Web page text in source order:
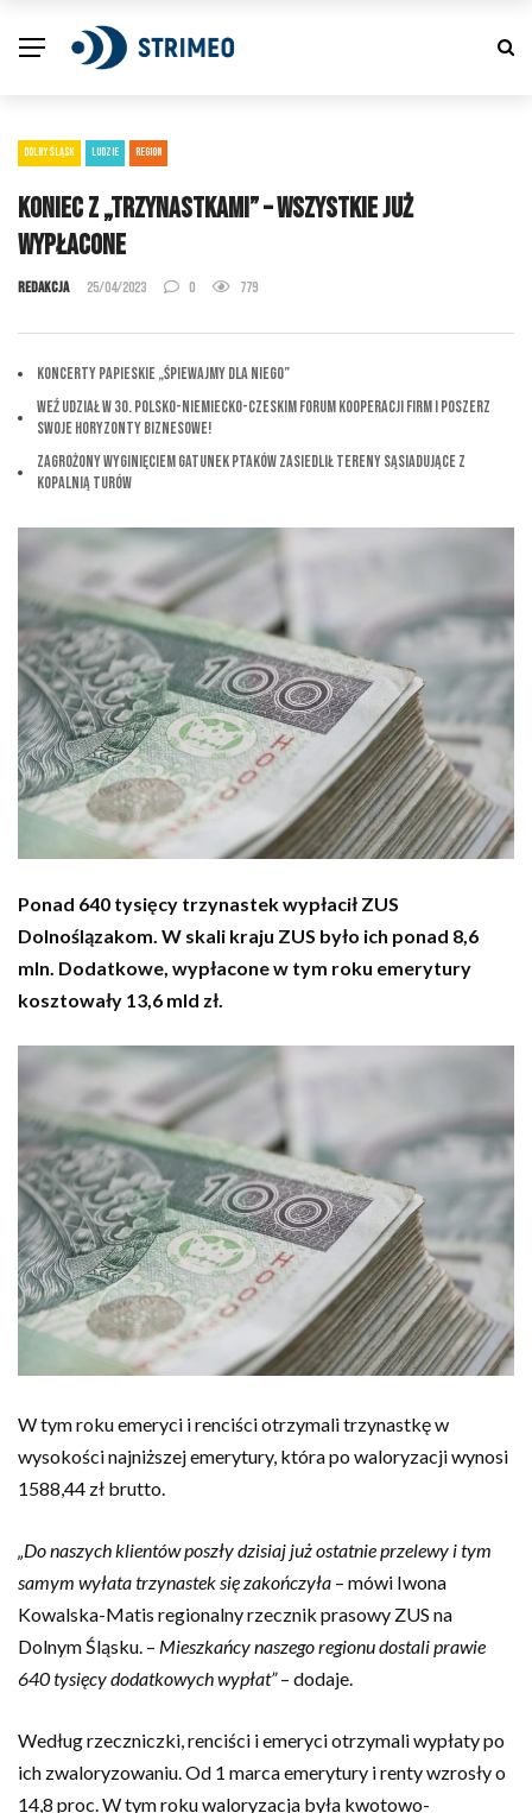
DOLNY ŚLĄSK LUDZIE REGION
Koniec z „trzynastkami” – wszystkie już
wypłacone
Redakcja 25/04/2023 0 779
Koncerty Papieskie „Śpiewajmy dla Niego”
Weź udział w 30. Polsko-Niemiecko-Czeskim Forum Kooperacji Firm i Poszerz
Swoje Horyzonty Biznesowe!
Zagrożony wyginięciem gatunek ptaków zasiedlił tereny sąsiadujące z
Kopalnią Turów
Ponad 640 tysięcy trzynastek wypłacił ZUS
Dolnoślązakom. W skali kraju ZUS było ich ponad 8,6
mln. Dodatkowe, wypłacone w tym roku emerytury
kosztowały 13,6 mld zł.
W tym roku emeryci i renciści otrzymali trzynastkę w
wysokości najniższej emerytury, która po waloryzacji wynosi
1588,44 zł brutto.
„Do naszych klientów poszły dzisiaj już ostatnie przelewy i tym
samym wyłata trzynastek się zakończyła – mówi Iwona
Kowalska-Matis regionalny rzecznik prasowy ZUS na
Dolnym Śląsku. – Mieszkańcy naszego regionu dostali prawie
640 tysięcy dodatkowych wypłat”– dodaje.
Według rzeczniczki, renciści i emeryci otrzymali wypłaty po
ich zwaloryzowaniu. Od 1 marca emerytury i renty wzrosły o
14,8 proc. W tym roku waloryzacja była kwotowo-